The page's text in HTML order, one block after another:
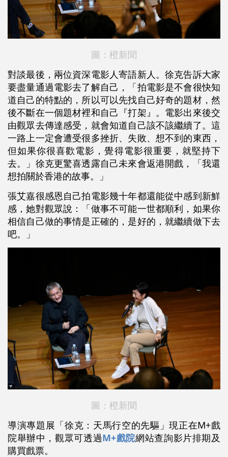
圖：橙新聞
對談最後，兩位資深電影人寄語新人。徐克告訴大家
要盡量通過電影去了解自己，「拍電影是不會很快知
道自己的特點的，所以可以先找自己好奇的題材，然
後不斷在一個題材裡和自己『打架』。電影出來後交
由觀眾去傳達感受，就會知道自己該不該繼續了。這
一路上一定會遭受很多挫折、失敗、想不到的東西，
但如果你很喜歡電影，覺得電影很重要，就堅持下
去。」徐克更驚喜透露自己未來會返港開戲，「我還
想拍關於香港的故事。」
張艾嘉很感恩自己拍電影幾十年都還能從中感到新鮮
感，她對觀眾說：「做事不可能一世都順利，如果你
相信自己做的事情是正確的，是好的，就繼續做下去
吧。」
圖：橙新聞
導演專題展「徐克：天馬行空的先驅」現正在M+戲
院舉辦中，觀眾可透過M+戲院網站查詢影片排期及
購買戲票。